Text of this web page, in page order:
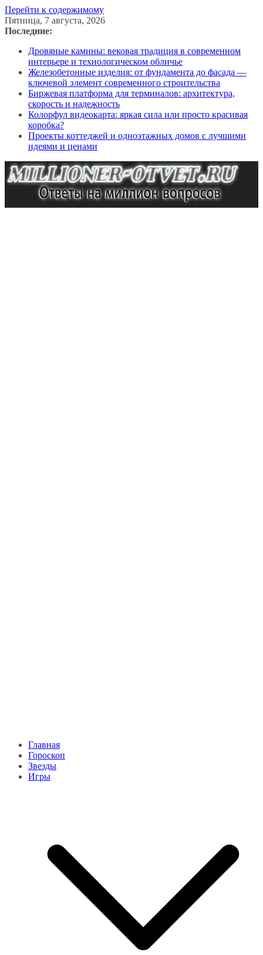
Перейти к содержимому
Пятница, 7 августа, 2026
Последние:
Дровяные камины: вековая традиция в современном
интерьере и технологическом обличье
Железобетонные изделия: от фундамента до фасада —
ключевой элемент современного строительства
Биржевая платформа для терминалов: архитектура,
скорость и надежность
Колорфул видеокарта: яркая сила или просто красивая
коробка?
Проекты коттеджей и одноэтажных домов с лучшими
идеями и ценами
Главная
Гороскоп
Звезды
Игры